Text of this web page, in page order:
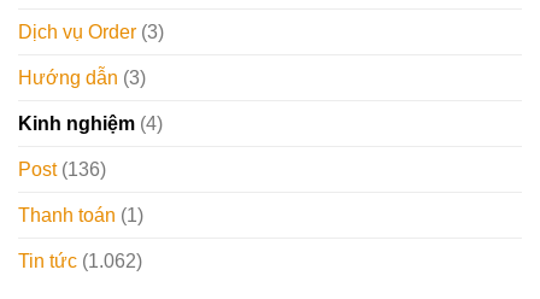
Dịch vụ Order (3)
Hướng dẫn (3)
Kinh nghiệm (4)
Post(136)
Thanh toán (1)
Tin tức (1.062)